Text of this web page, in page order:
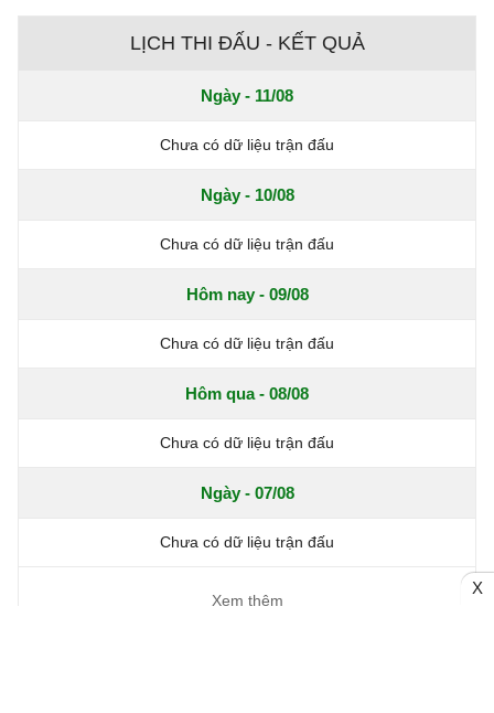
LỊCH THI ĐẤU - KẾT QUẢ
Ngày - 11/08
Chưa có dữ liệu trận đấu
Ngày - 10/08
Chưa có dữ liệu trận đấu
Hôm nay - 09/08
Chưa có dữ liệu trận đấu
Hôm qua - 08/08
Chưa có dữ liệu trận đấu
Ngày - 07/08
Chưa có dữ liệu trận đấu
Xem thêm
X